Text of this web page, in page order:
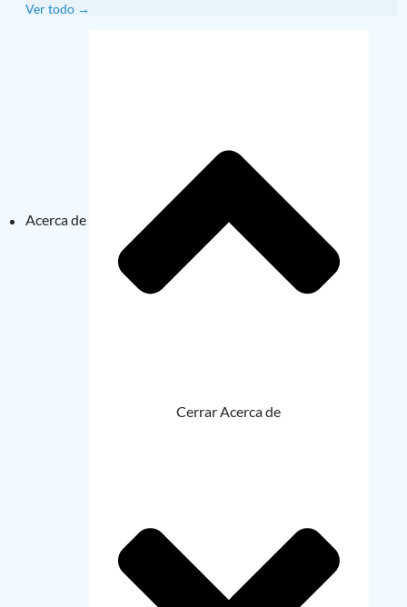
Ver todo →
Acerca de
Cerrar Acerca de